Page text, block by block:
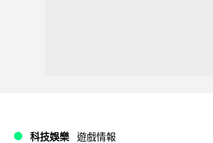
科技娛樂 遊戲情報